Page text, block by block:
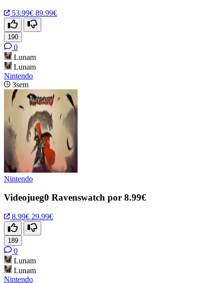
53.99€ 89.99€
190
0
Lunam
Lunam
Nintendo
3sem
Nintendo
Videojueg0 Ravenswatch por 8.99€
8.99€ 29.99€
189
0
Lunam
Lunam
Nintendo